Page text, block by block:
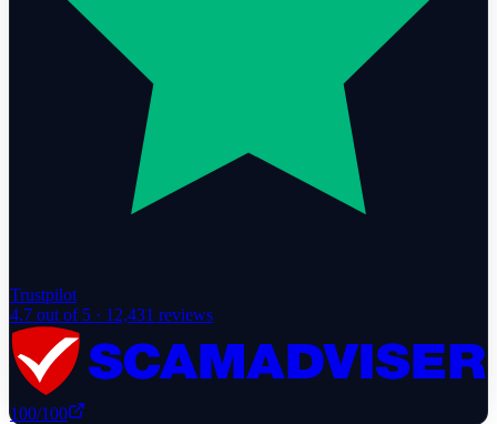
Trustpilot
4.7 out of 5 · 12,431 reviews
100/100